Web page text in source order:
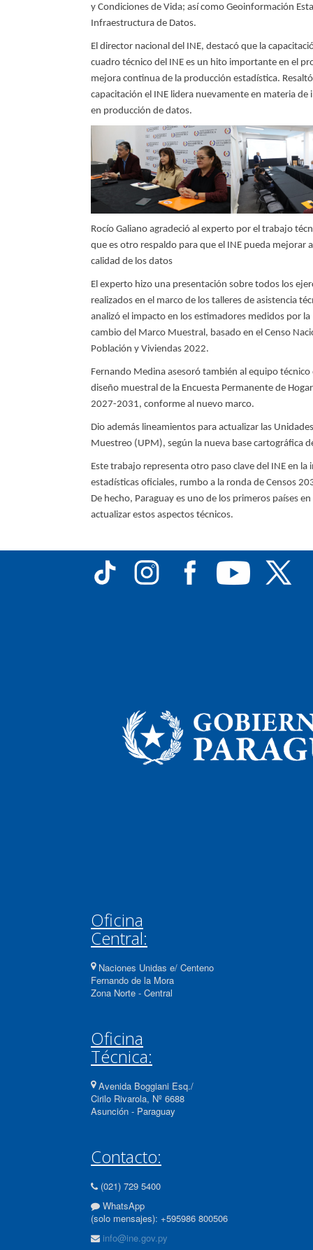
y Condiciones de Vida; así como Geoinformación
Infraestructura de Datos.
El director nacional del INE, destacó que la
cuadro técnico del INE es un hito importante en el
mejora continua de la producción estadística.
capacitación el INE lidera nuevamente en materia de
en producción de datos.
Rocío Galiano agradeció al experto por el trabajo
que es otro respaldo para que el INE pueda mejorar
calidad de los datos
El experto hizo una presentación sobre todos los
realizados en el marco de los talleres de asistencia
analizó el impacto en los estimadores medidos por la
cambio del Marco Muestral, basado en el Censo
Población y Viviendas 2022.
Fernando Medina asesoró también al equipo técnico
diseño muestral de la Encuesta Permanente de
2027-2031, conforme al nuevo marco.
Dio además lineamientos para actualizar las
Muestreo (UPM), según la nueva base cartográfica
Este trabajo representa otro paso clave del INE en la
estadísticas oficiales, rumbo a la ronda de Censos
De hecho, Paraguay es uno de los primeros países
actualizar estos aspectos técnicos.
Oficina
Central:
Naciones Unidas e/ Centeno
Fernando de la Mora
Zona Norte - Central
Oficina
Técnica:
Avenida Boggiani Esq./
Cirilo Rivarola, Nº 6688
Asunción - Paraguay
Contacto:
(021) 729 5400
WhatsApp
(solo mensajes): +595986 800506
info@ine.gov.py